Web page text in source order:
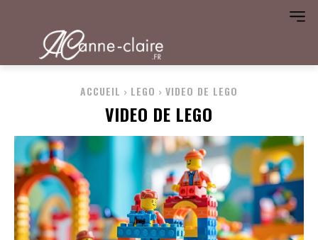
ACCUEIL LEGO VIDEO DE LEGO
VIDEO DE LEGO